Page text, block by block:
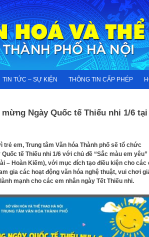
TIN TỨC – SỰ KIỆN THÔNG TIN CẤP PHÉP
Ngày Quốc tế Thiếu nhi 1/6 tại
em, Trung tâm Văn hóa Thành phố sẽ tổ chức
tế Thiếu nhi 1/6 với chủ đề “Sắc màu em yêu”
– Hoàn Kiếm), với mục đích tạo điều kiện cho các
gia các hoạt động văn hóa nghệ thuật, vui chơi
mạnh cho các em nhân ngày Tết Thiếu nhi.